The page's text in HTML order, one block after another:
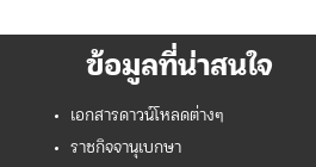
ข้อมูลที่น่าสนใจ
เอกสารดาวน์โหลดต่างๆ
ราชกิจจานุเบกษา